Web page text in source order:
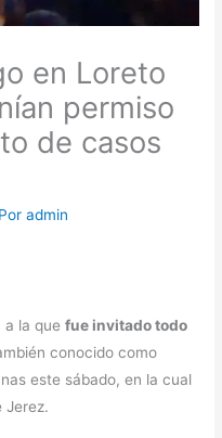
en Loreto
permiso
de casos
admin
a la quefue invitado todo
conocido como
este sábado, en la cual
Jerez.